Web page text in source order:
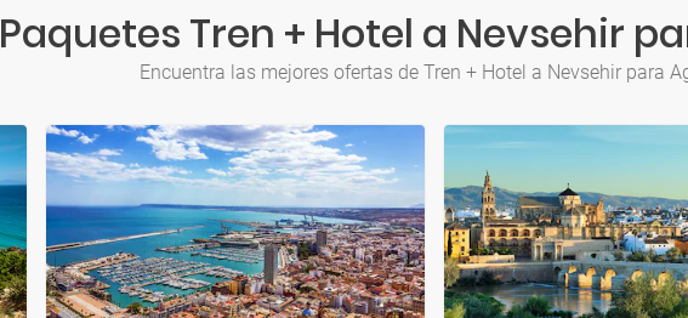
Paquetes Tren + Hotel a Nevsehir
Encuentra las mejores ofertas de Tren + Hotel a Nevsehir para